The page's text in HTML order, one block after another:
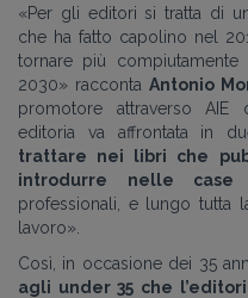
«Per gli editori si tratta di
che ha fatto capolino nel
tornare più compiutamente
2030» raccontaAntonio
promotore attraverso AIE
editoria va affrontata in
trattare nei libri che
introdurre nelle case
professionali, e lungo tutta
lavoro».
Così, in occasione dei 35
agli under 35 che